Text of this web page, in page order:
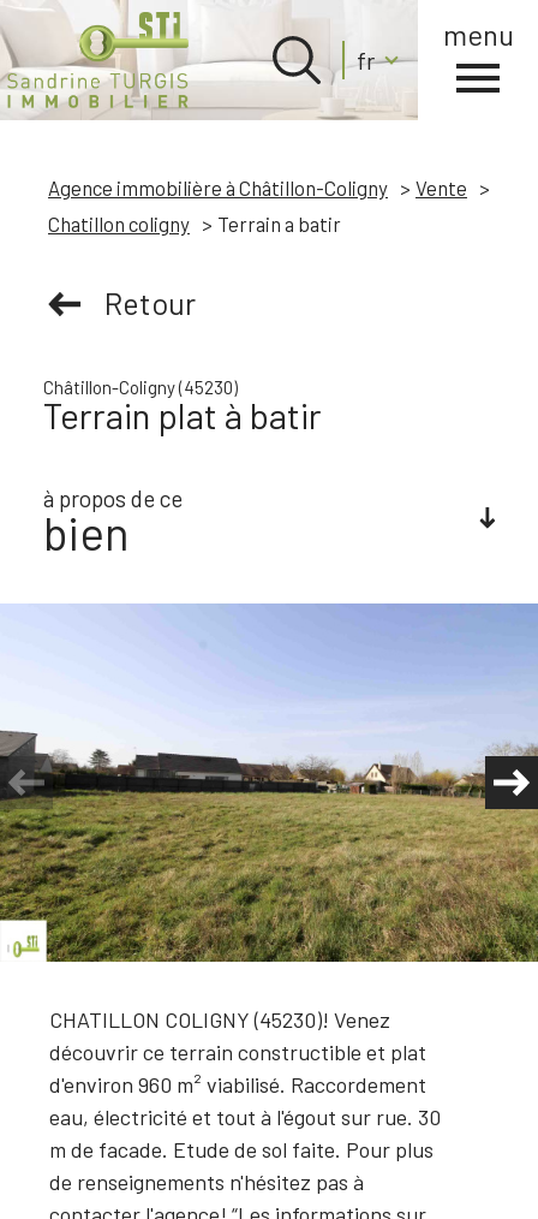
menu
Langue
fr
Accueil 0 Langue
Agence immobilière à Châtillon-Coligny
Vente
Chatillon coligny
Terrain a batir
Retour
Châtillon-Coligny (45230)
Terrain plat à batir
à propos de ce
bien
financières
Plus de
détails
copropriété
Plus d'informations sur
le quartier
CHATILLON COLIGNY (45230)! Venez
découvrir ce terrain constructible et plat
d'environ 960 m² viabilisé. Raccordement
eau, électricité et tout à l'égout sur rue. 30
m de facade. Etude de sol faite. Pour plus
de renseignements n'hésitez pas à